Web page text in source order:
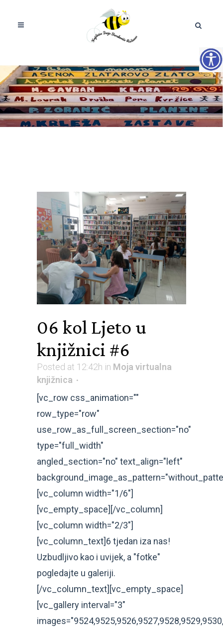
06 kol Ljeto u
knjižnici #6
Posted at 12:42h in Moja virtualna
knjižnica
[vc_row css_animation=""
row_type="row"
use_row_as_full_screen_section="no"
type="full_width"
angled_section="no" text_align="left"
[vc_column width="1/6"]
[vc_empty_space][/vc_column]
[vc_column width="2/3"]
[vc_column_text]6 tjedan iza nas!
Uzbudljivo kao i uvijek, a "fotke"
pogledajte u galeriji.
[/vc_column_text][vc_empty_space]
[vc_gallery interval="3"